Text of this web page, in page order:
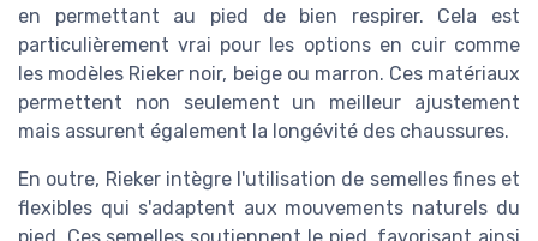
en permettant au pied de bien respirer. Cela est
particulièrement vrai pour les options en cuir comme
les modèles Rieker noir, beige ou marron. Ces matériaux
permettent non seulement un meilleur ajustement
mais assurent également la longévité des chaussures.
En outre, Rieker intègre l'utilisation de semelles fines et
flexibles qui s'adaptent aux mouvements naturels du
pied. Ces semelles soutiennent le pied, favorisant ainsi